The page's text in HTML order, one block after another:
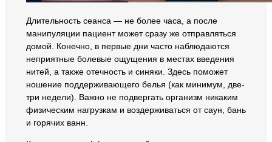
Длительность сеанса — не более часа, а после
манипуляции пациент может сразу же отправляться
домой. Конечно, в первые дни часто наблюдаются
неприятные болевые ощущения в местах введения
нитей, а также отечность и синяки. Здесь поможет
ношение поддерживающего белья (как минимум, две-
три недели). Важно не подвергать организм никаким
физическим нагрузкам и воздерживаться от саун, бань
и горячих ванн.